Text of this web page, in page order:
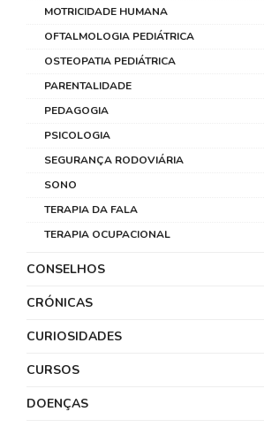
MOTRICIDADE HUMANA
OFTALMOLOGIA PEDIÁTRICA
OSTEOPATIA PEDIÁTRICA
PARENTALIDADE
PEDAGOGIA
PSICOLOGIA
SEGURANÇA RODOVIÁRIA
SONO
TERAPIA DA FALA
TERAPIA OCUPACIONAL
CONSELHOS
CRÓNICAS
CURIOSIDADES
CURSOS
DOENÇAS